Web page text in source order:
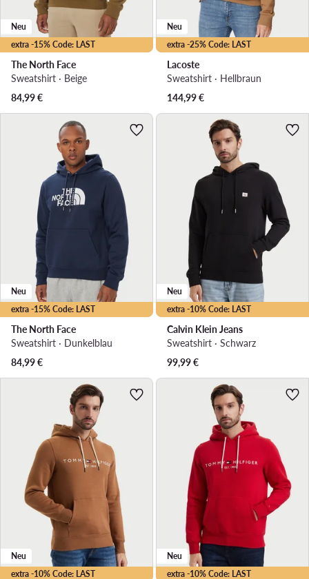
extra -15% Code: LAST
Neu
The North Face
Sweatshirt · Beige
84,99€
extra -25% Code: LAST
Neu
Lacoste
Sweatshirt · Hellbraun
144,99€
extra -15% Code: LAST
Neu
The North Face
Sweatshirt · Dunkelblau
84,99€
extra -10% Code: LAST
Neu
Calvin Klein Jeans
Sweatshirt · Schwarz
99,99€
extra -10% Code: LAST
Neu
extra -10% Code: LAST
Neu